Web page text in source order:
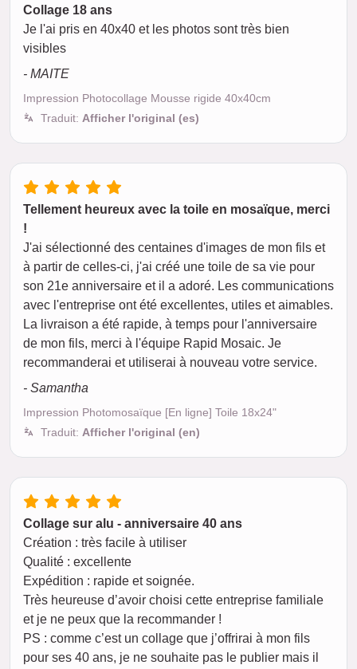
Collage 18 ans
Je l'ai pris en 40x40 et les photos sont très bien
visibles
- MAITE
Impression Photocollage Mousse rigide 40x40cm
Traduit: Afficher l'original (es)
Tellement heureux avec la toile en mosaïque, merci
!
J'ai sélectionné des centaines d'images de mon fils et
à partir de celles-ci, j'ai créé une toile de sa vie pour
son 21e anniversaire et il a adoré. Les communications
avec l'entreprise ont été excellentes, utiles et aimables.
La livraison a été rapide, à temps pour l'anniversaire
de mon fils, merci à l'équipe Rapid Mosaic. Je
recommanderai et utiliserai à nouveau votre service.
- Samantha
Impression Photomosaïque [En ligne] Toile 18x24"
Traduit: Afficher l'original (en)
Collage sur alu - anniversaire 40 ans
Création : très facile à utiliser
Qualité : excellente
Expédition : rapide et soignée.
Très heureuse d’avoir choisi cette entreprise familiale
et je ne peux que la recommander !
PS : comme c’est un collage que j’offrirai à mon fils
pour ses 40 ans, je ne souhaite pas le publier mais il